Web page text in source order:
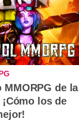
MMORPG de la
los de